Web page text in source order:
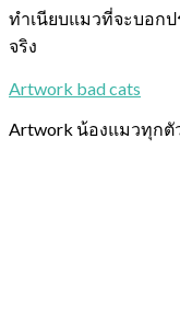
ทำเนียบแมวที่จะบอก
จริง
Artwork bad cats
Artwork น้องแมวทุกตั